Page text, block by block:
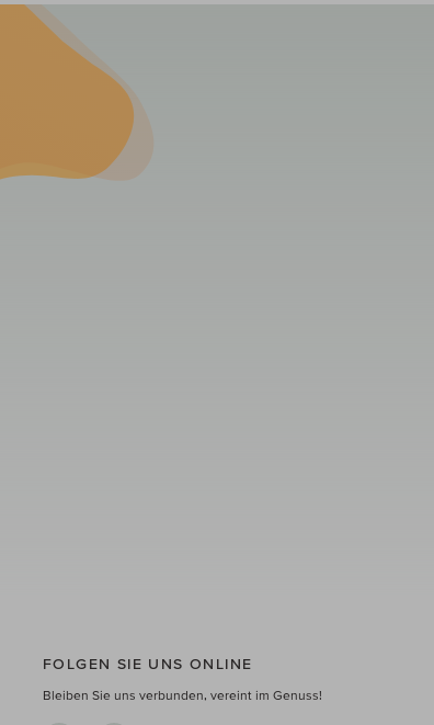
FOLGEN SIE UNS ONLINE
Bleiben Sie uns verbunden, vereint im Genuss!